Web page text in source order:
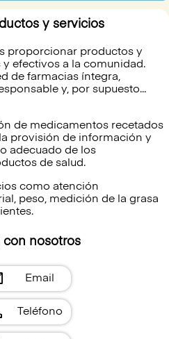
y servicios
proporcionar productos y
efectivos a la comunidad.
de farmacias íntegra,
y, por supuesto...
de medicamentos recetados
provisión de información y
adecuado de los
de salud.
como atención
peso, medición de la grasa
con nosotros
Email
Teléfono